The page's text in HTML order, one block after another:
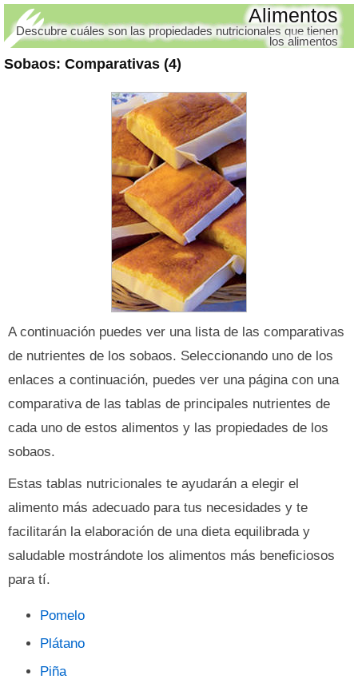
Sobaos: Comparativas (4)
Alimentos
Descubre cuáles son las propiedades nutricionales que tienen
los alimentos
A continuación puedes ver una lista de las comparativas
de nutrientes de los sobaos. Seleccionando uno de los
enlaces a continuación, puedes ver una página con una
comparativa de las tablas de principales nutrientes de
cada uno de estos alimentos y las propiedades de los
sobaos.
Estas tablas nutricionales te ayudarán a elegir el
alimento más adecuado para tus necesidades y te
facilitarán la elaboración de una dieta equilibrada y
saludable mostrándote los alimentos más beneficiosos
para tí.
Pomelo
Plátano
Piña